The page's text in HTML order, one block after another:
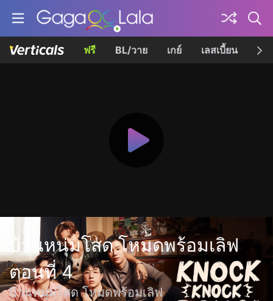
ฟรี BL/วาย เกย์ เลสเบี้ยน เค
บ้านหนุ่มโสด โหมดพร้อมเลิฟ
ตอนที่ 4
บ้านหนุ่มโสด โหมดพร้อมเลิฟ